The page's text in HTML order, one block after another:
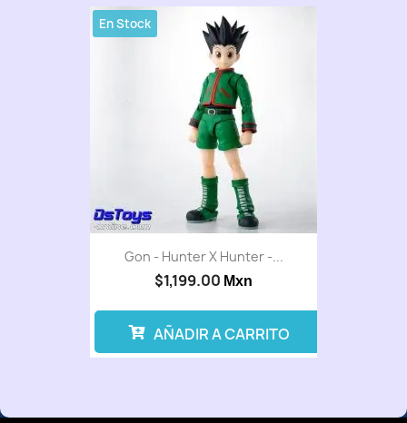
Gon - Hunter X Hunter -...
$1,199.00 Mxn
En Stock
AÑADIR A CARRITO